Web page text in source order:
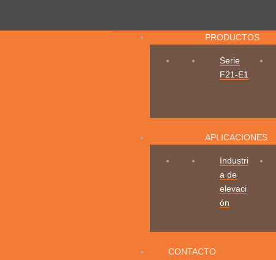
PRODUCTOS
Serie
F21-E1
APLICACIONES
Industri
a de
elevaci
ón
CONTACTO